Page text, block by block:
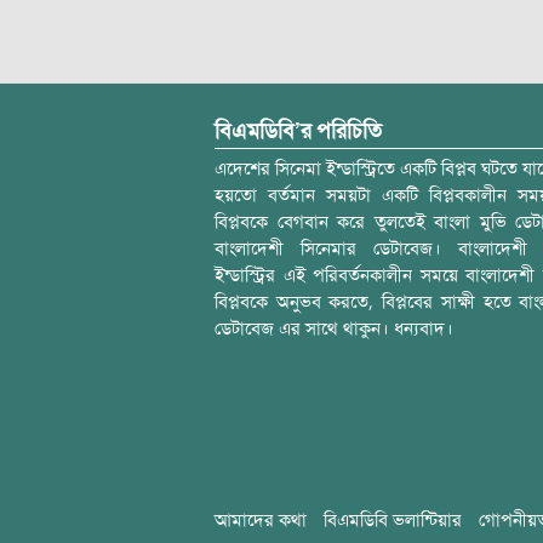
বিএমডিবি’র পরিচিতি
এদেশের সিনেমা ইন্ডাস্ট্রিতে একটি বিপ্লব ঘটতে
হয়তো বর্তমান সময়টা একটি বিপ্লবকালীন
বিপ্লবকে বেগবান করে তুলতেই বাংলা মুভি
বাংলাদেশী সিনেমার ডেটাবেজ। বাংলাদেশী
ইন্ডাস্ট্রির এই পরিবর্তনকালীন সময়ে বাংলাদেশী
বিপ্লবকে অনুভব করতে, বিপ্লবের সাক্ষী হতে
ডেটাবেজ এর সাথে থাকুন। ধন্যবাদ।
আমাদের কথা বিএমডিবি ভলান্টিয়ার